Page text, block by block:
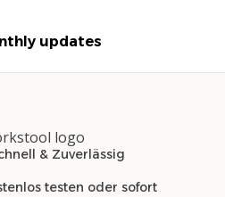
updates
& Zuverlässig
testen oder sofort